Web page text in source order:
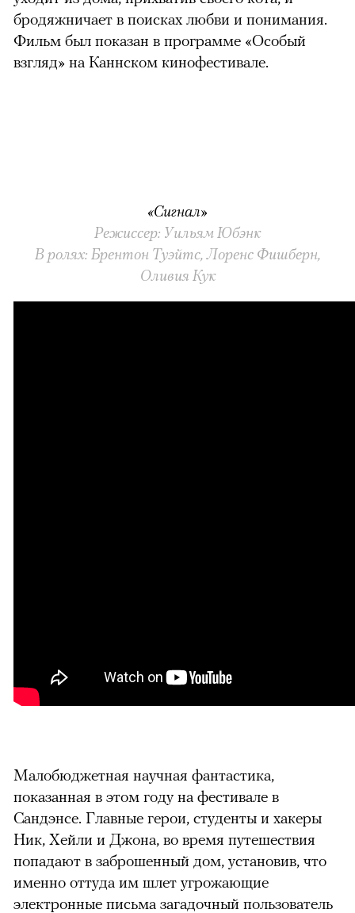
бродяжничает в поисках любви и понимания.
Фильм был показан в программе «Особый
взгляд» на Каннском кинофестивале.
«Сигнал»
Режиссер: Уильям Юбэнк
В ролях: Брентон Туэйтс, Лоренс Фишберн,
Оливия Кук
Малобюджетная научная фантастика,
показанная в этом году на фестивале в
Сандэнсе. Главные герои, студенты и хакеры
Ник, Хейли и Джона, во время путешествия
попадают в заброшенный дом, установив, что
именно оттуда им шлет угрожающие
электронные письма загадочный пользователь